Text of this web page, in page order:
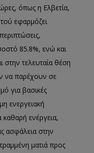
όπως η Ελβετία,
εφαρμόζει
85.8%, ενώ και
στην τελευταία θέση
να παρέχουν σε
για βασικές
ενεργειακή
καθαρή ενέργεια,
ασφάλεια στην
ματιά προς